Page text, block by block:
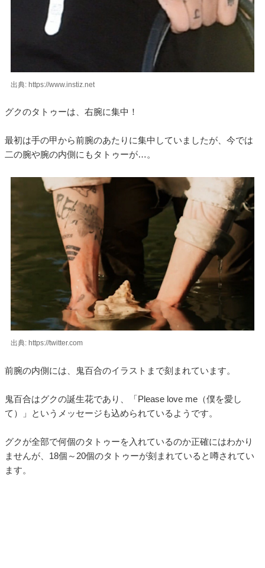
出典: https://www.instiz.net
グクのタトゥーは、右腕に集中！
最初は手の甲から前腕のあたりに集中していましたが、今では
二の腕や腕の内側にもタトゥーが…。
出典: https://twitter.com
前腕の内側には、鬼百合のイラストまで刻まれています。
鬼百合はグクの誕生花であり、「Please love me（僕を愛し
て）」というメッセージも込められているようです。
グクが全部で何個のタトゥーを入れているのか正確にはわかり
ませんが、18個～20個のタトゥーが刻まれていると噂されてい
ます。